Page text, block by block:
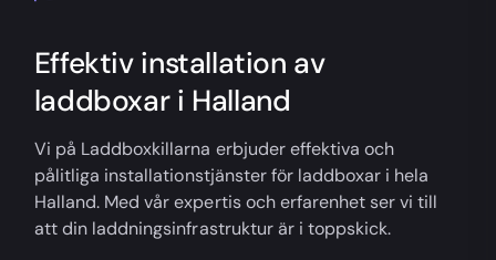
Effektiv installation av
laddboxar i Halland
Vi på Laddboxkillarna erbjuder effektiva och
pålitliga installationstjänster för laddboxar i hela
Halland. Med vår expertis och erfarenhet ser vi till
att din laddningsinfrastruktur är i toppskick.